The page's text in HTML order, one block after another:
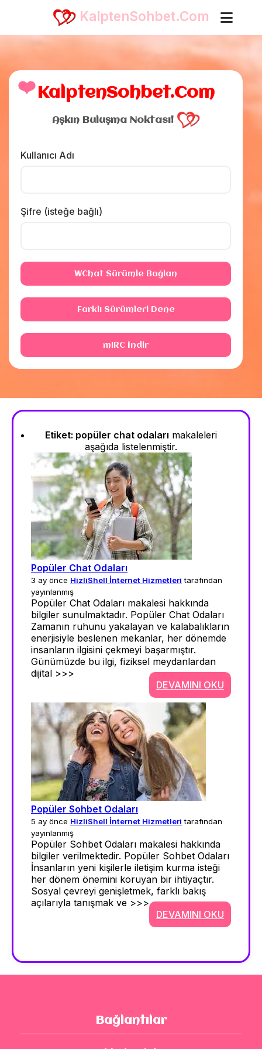
KalptenSohbet.Com
❤️
KalptenSohbet.Com
Aşkın Buluşma Noktası!
Kullanıcı Adı
Şifre (isteğe bağlı)
WChat Sürümle Bağlan
Farklı Sürümleri Dene
mIRC İndir
Etiket: popüler chat odaları makaleleri
aşağıda listelenmiştir.
Popüler Chat Odaları
3 ay önce HizliShell İnternet Hizmetleri tarafından
yayınlanmış
Popüler Chat Odaları makalesi hakkında
bilgiler sunulmaktadır. Popüler Chat Odaları
Zamanın ruhunu yakalayan ve kalabalıkların
enerjisiyle beslenen mekanlar, her dönemde
insanların ilgisini çekmeyi başarmıştır.
Günümüzde bu ilgi, fiziksel meydanlardan
dijital >>>
DEVAMINI OKU
Popüler Sohbet Odaları
5 ay önce HizliShell İnternet Hizmetleri tarafından
yayınlanmış
Popüler Sohbet Odaları makalesi hakkında
bilgiler verilmektedir. Popüler Sohbet Odaları
İnsanların yeni kişilerle iletişim kurma isteği
her dönem önemini koruyan bir ihtiyaçtır.
Sosyal çevreyi genişletmek, farklı bakış
açılarıyla tanışmak ve >>>
DEVAMINI OKU
Bağlantılar